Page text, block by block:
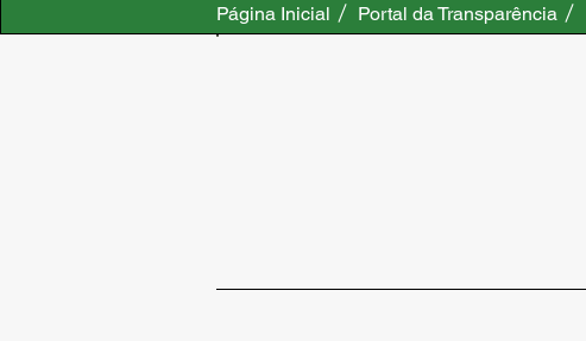
Página Inicial Portal da Transparência